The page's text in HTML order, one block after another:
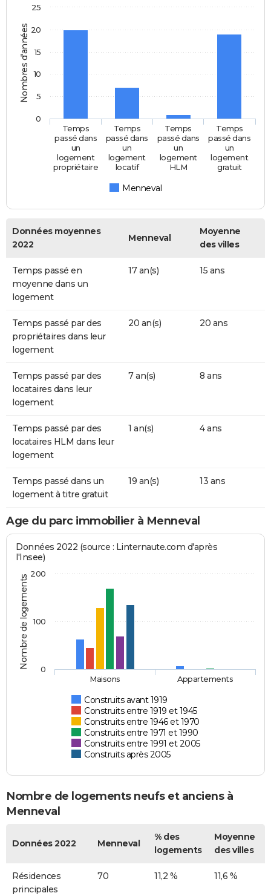
Nombres d'années
Menneval
Temps
passé dans
un
logement
propriétaire
Temps
passé dans
un
logement
locatif
Temps
passé dans
un
logement
HLM
Temps
passé dans
un
logement
gratuit
0
5
10
15
20
25
Données moyennes
2022
Menneval
Moyenne
des villes
Temps passé en
moyenne dans un
logement
17 an(s) 15 ans
Temps passé par des
propriétaires dans leur
logement
20 an(s) 20 ans
Temps passé par des
locataires dans leur
logement
7 an(s) 8 ans
Temps passé par des
locataires HLM dans leur
logement
1 an(s) 4 ans
Temps passé dans un
logement à titre gratuit
19 an(s) 13 ans
Age du parc immobilier à Menneval
Nombre de logements
Données 2022 (source : Linternaute.com d'après
l'Insee)
Construits avant 1919
Construits entre 1919 et 1945
Construits entre 1946 et 1970
Construits entre 1971 et 1990
Construits entre 1991 et 2005
Construits après 2005
Maisons Appartements
0
100
200
Nombre de logements neufs et anciens à
Menneval
Données 2022 Menneval
% des
logements
Moyenne
des villes
Résidences
principales
70 11,2 % 11,6 %